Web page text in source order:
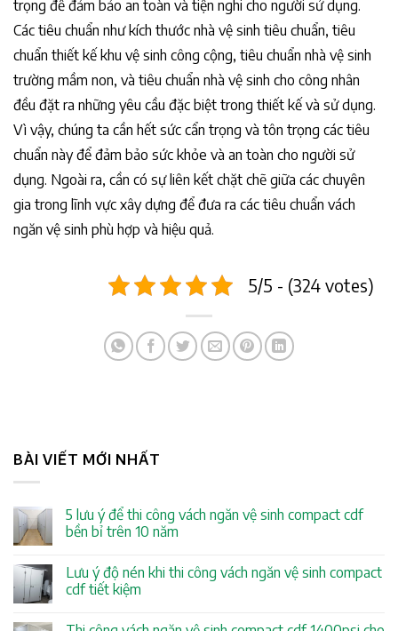
trọng để đảm bảo an toàn và tiện nghi cho người sử dụng.
Các tiêu chuẩn như kích thước nhà vệ sinh tiêu chuẩn, tiêu
chuẩn thiết kế khu vệ sinh công cộng, tiêu chuẩn nhà vệ sinh
trường mầm non, và tiêu chuẩn nhà vệ sinh cho công nhân
đều đặt ra những yêu cầu đặc biệt trong thiết kế và sử dụng.
Vì vậy, chúng ta cần hết sức cẩn trọng và tôn trọng các tiêu
chuẩn này để đảm bảo sức khỏe và an toàn cho người sử
dụng. Ngoài ra, cần có sự liên kết chặt chẽ giữa các chuyên
gia trong lĩnh vực xây dựng để đưa ra các tiêu chuẩn vách
ngăn vệ sinh phù hợp và hiệu quả.
5/5 - (324 votes)
BÀI VIẾT MỚI NHẤT
5 lưu ý để thi công vách ngăn vệ sinh compact cdf
bền bỉ trên 10 năm
Lưu ý độ nén khi thi công vách ngăn vệ sinh compact
cdf tiết kiệm